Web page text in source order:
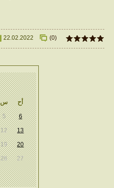
22.02.2022 (0)
س أح
5 6
12 13
19 20
26 27